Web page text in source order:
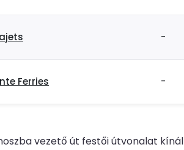
-
Ferries -
vezető út festői útvonalat